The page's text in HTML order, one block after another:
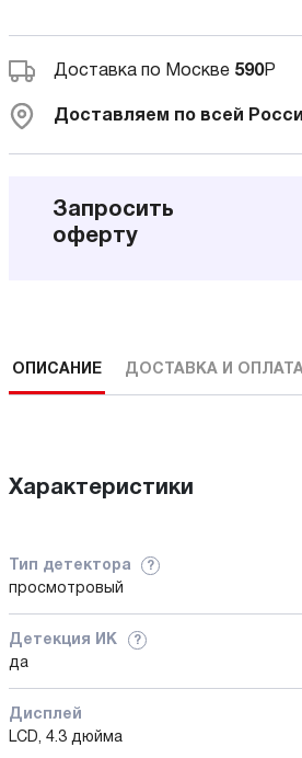
Доставка по Москве 590Р
Доставляем по всей
Запросить
оферту
ОПИСАНИЕ ДОСТАВКА И
Характеристики
Тип детектора ?
просмотровый
Детекция ИК ?
да
Дисплей
LCD, 4.3 дюйма